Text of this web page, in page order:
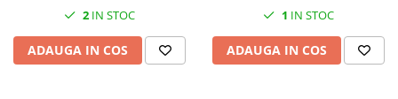
2 IN STOC
ADAUGA IN COS
1 IN STOC
ADAUGA IN COS